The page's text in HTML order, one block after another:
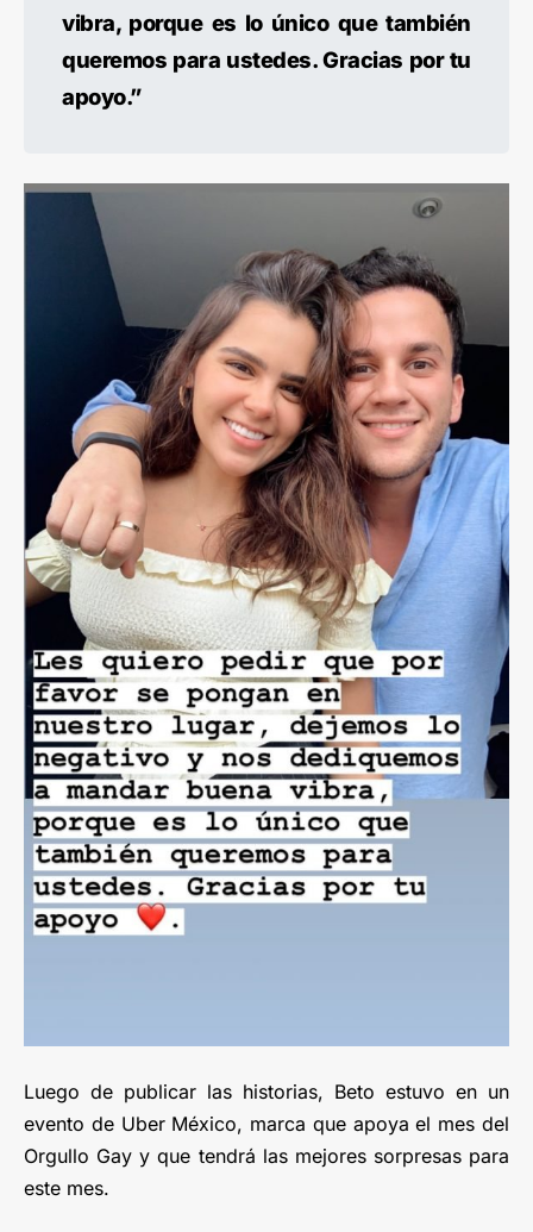
vibra, porque es lo único que también
queremos para ustedes. Gracias por tu
apoyo.”
Luego de publicar las historias, Beto estuvo en un
evento de Uber México, marca que apoya el mes del
Orgullo Gay y que tendrá las mejores sorpresas para
este mes.